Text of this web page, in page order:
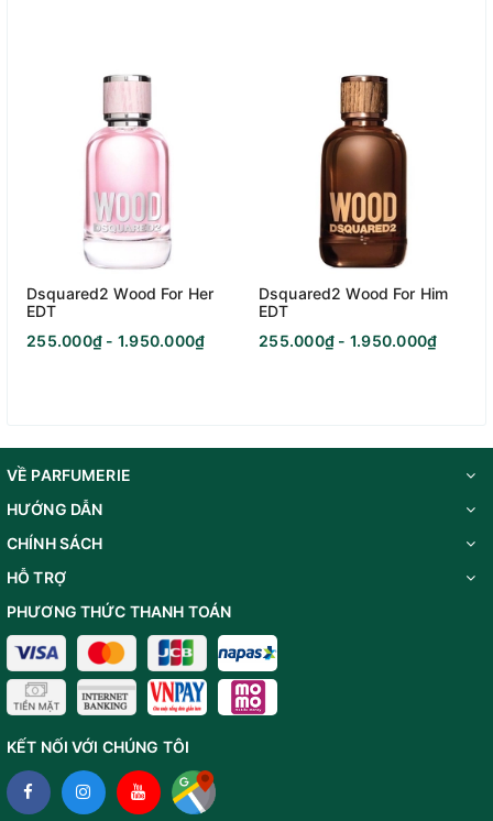
Dsquared2 Wood For Her
EDT
255.000₫ - 1.950.000₫
Dsquared2 Wood For Him
EDT
255.000₫ - 1.950.000₫
VỀ PARFUMERIE
HƯỚNG DẪN
CHÍNH SÁCH
HỖ TRỢ
PHƯƠNG THỨC THANH TOÁN
KẾT NỐI VỚI CHÚNG TÔI